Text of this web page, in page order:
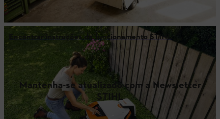
Encontrar instruções de funcionamento STIHL
Mantenha-se atualizado com a Newsletter
STIHL